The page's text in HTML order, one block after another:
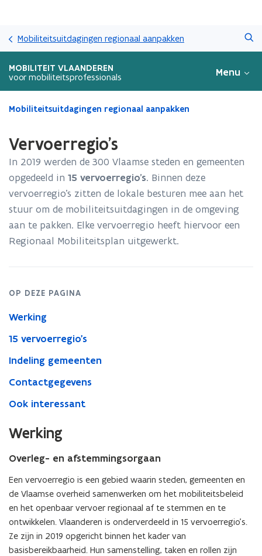
en
naar
Mobiliteitsuitdagingen regionaal aanpakken
MOBILITEIT VLAANDEREN
voor mobiliteitsprofessionals Menu
Gedaan
bevindt
op:
Vervoerregio's
Mobiliteitsuitdagingen regionaal aanpakken
Vervoerregio's
In 2019 werden de 300 Vlaamse steden en gemeenten
opgedeeld in 15 vervoerregio’s. Binnen deze
vervoerregio’s zitten de lokale besturen mee aan het
stuur om de mobiliteitsuitdagingen in de omgeving
aan te pakken. Elke vervoerregio heeft hiervoor een
Regionaal Mobiliteitsplan uitgewerkt.
OP DEZE PAGINA
Werking
15 vervoerregio's
Indeling gemeenten
Contactgegevens
Ook interessant
Werking
Overleg- en afstemmingsorgaan
Een vervoerregio is een gebied waarin steden, gemeenten en
de Vlaamse overheid samenwerken om het mobiliteitsbeleid
en het openbaar vervoer regionaal af te stemmen en te
ontwikkelen. Vlaanderen is onderverdeeld in 15 vervoerregio’s.
Ze zijn in 2019 opgericht binnen het kader van
basisbereikbaarheid. Hun samenstelling, taken en rollen zijn